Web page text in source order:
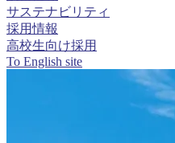
サステナビリティ
採用情報
高校生向け採用
To English site